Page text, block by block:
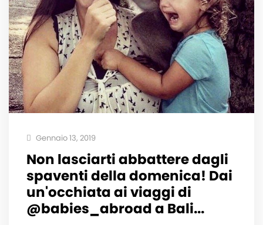
Gennaio 13, 2019
Non lasciarti abbattere dagli
spaventi della domenica! Dai
un'occhiata ai viaggi di
@babies_abroad a Bali...